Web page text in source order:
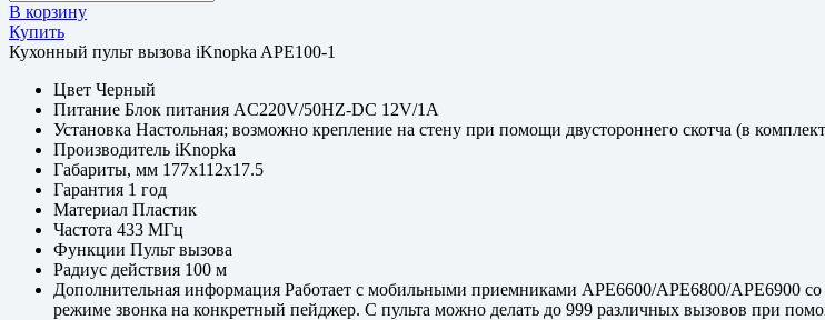
В корзину
Купить
Кухонный пульт вызова iKnopka APE100-1
Цвет Черный
Питание Блок питания AC220V/50HZ-DC 12V/1A
Установка Настольная; возможно крепление на стену при помощи двустороннего скотча (в
Производитель iKnopka
Габариты, мм 177x112x17.5
Гарантия 1 год
Материал Пластик
Частота 433 МГц
Функции Пульт вызова
Радиус действия 100 м
Дополнительная информация Работает с мобильными приемниками APE6600/APE6800/APE6900
режиме звонка на конкретный пейджер. С пульта можно делать до 999 различных вызовов при